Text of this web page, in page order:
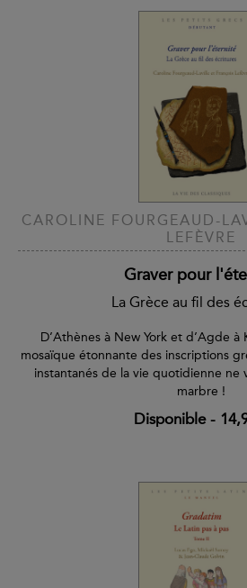
CAROLINE FOURGEAUD-
LEFÈVRE
Graver pour
La Grèce au fil des
D’Athènes à New York et d’Agde
mosaïque étonnante des inscriptions
instantanés de la vie quotidienne ne
marbre !
Disponible-